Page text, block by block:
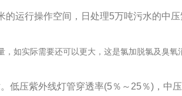
运行操作空间，日处理5万吨污水的中
如实际需要还可以更大，这是氯加脱氯及臭氧
低压紫外线灯管穿透率(5％～25％)，中